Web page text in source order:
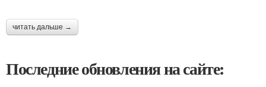
читать дальше →
Последние обновления на сайте: